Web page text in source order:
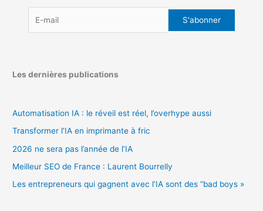
Les dernières publications
Automatisation IA : le réveil est réel, l’overhype aussi
Transformer l’IA en imprimante à fric
2026 ne sera pas l’année de l’IA
Meilleur SEO de France : Laurent Bourrelly
Les entrepreneurs qui gagnent avec l’IA sont des “bad boys »